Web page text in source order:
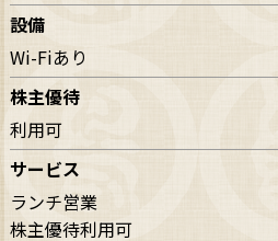
設備
Wi-Fiあり
株主優待
利用可
サービス
ランチ営業
株主優待利用可